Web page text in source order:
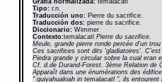
Tipo:r.n.
Traducción uno:Pierre du sacrifice.
Traducción dos:pierre du sacrifice.
Diccionario: Wimmer
Contexto:temalacatl Pierre du sacrifice.
Meule, grande pierre ronde percée d'un
Ces sacrifices sont dits 'gladiatoires'.
Piedra grande y circular sobre la cual eran
Cf. d.de Durand-Forest. 3ème Relation de
Apparaît dans une énumérations des
" quiyahualoah in temalacatl ", ils entourent